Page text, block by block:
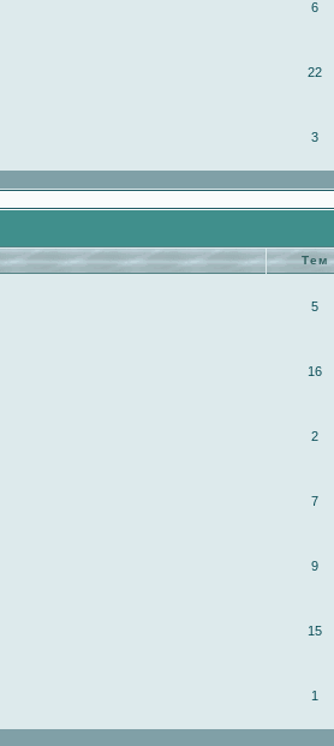
6
22
3
Тем
5
16
2
7
9
15
1